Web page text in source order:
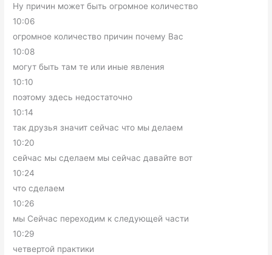
Ну причин может быть огромное количество
10:06
огромное количество причин почему Вас
10:08
могут быть там те или иные явления
10:10
поэтому здесь недостаточно
10:14
так друзья значит сейчас что мы делаем
10:20
сейчас мы сделаем мы сейчас давайте вот
10:24
что сделаем
10:26
мы Сейчас переходим к следующей части
10:29
четвертой практики